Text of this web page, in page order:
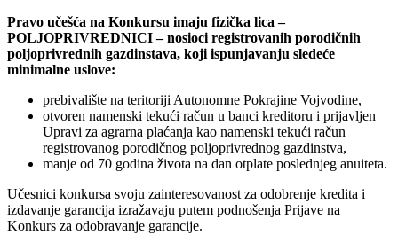
Pravo učešća na Konkursu imaju fizička lica –
POLJOPRIVREDNICI – nosioci registrovanih porodičnih
poljoprivrednih gazdinstava, koji ispunjavanju sledeće
minimalne uslove:
prebivalište na teritoriji Autonomne Pokrajine Vojvodine,
otvoren namenski tekući račun u banci kreditoru i prijavljen
Upravi za agrarna plaćanja kao namenski tekući račun
registrovanog porodičnog poljoprivrednog gazdinstva,
manje od 70 godina života na dan otplate poslednjeg anuiteta.
Učesnici konkursa svoju zainteresovanost za odobrenje kredita i
izdavanje garancija izražavaju putem podnošenja Prijave na
Konkurs za odobravanje garancije.